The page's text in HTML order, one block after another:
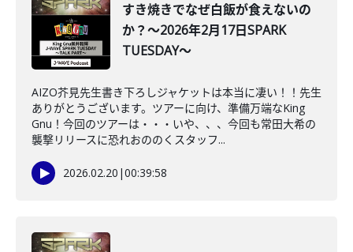
すき焼きでなぜ白飯が食えないの
か？～2026年2月17日SPARK
TUESDAY～
AIZO芥見先生書き下ろしジャケットは本当に凄い！！先生
ありがとうございます。ツアーに向け、準備万端なKing
Gnu！今回のツアーは・・・いや、、、今回も常田大希の
襲撃リリースに恐れおののくスタッフ...
2026.02.20 |00:39:58